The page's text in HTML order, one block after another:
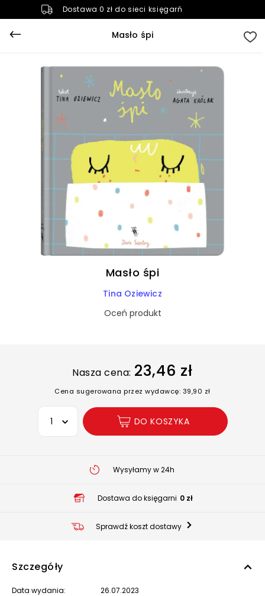
Dostawa 0 zł do sieci księgarń
Masło śpi
Masło śpi
Tina Oziewicz
Oceń produkt
Nasza cena: 23,46 zł
Cena sugerowana przez wydawcę: 39,90 zł
Wybierz opcję
DO KOSZYKA
Wysyłamy w 24h
Dostawa do księgarni 0 zł
Sprawdź koszt dostawy
Szczegóły
Data wydania: 26.07.2023